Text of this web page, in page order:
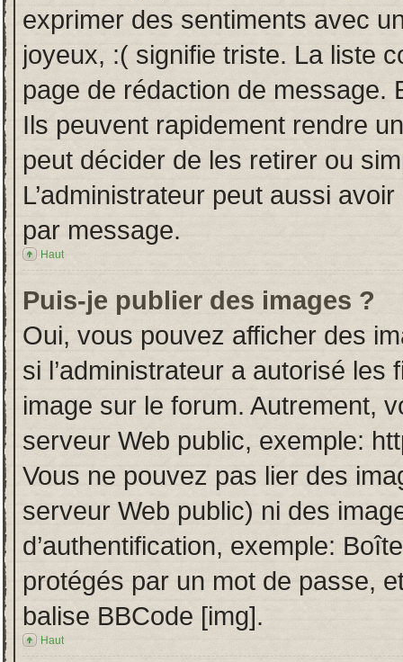
exprimer des sentiments avec
joyeux, :( signifie triste. La liste
page de rédaction de message.
Ils peuvent rapidement rendre
peut décider de les retirer ou
L’administrateur peut aussi
par message.
Haut
Puis-je publier des images ?
Oui, vous pouvez afficher des
si l’administrateur a autorisé
image sur le forum. Autrement,
serveur Web public, exemple:
Vous ne pouvez pas lier des
serveur Web public) ni des
d’authentification, exemple:
protégés par un mot de passe,
balise BBCode [img].
Haut